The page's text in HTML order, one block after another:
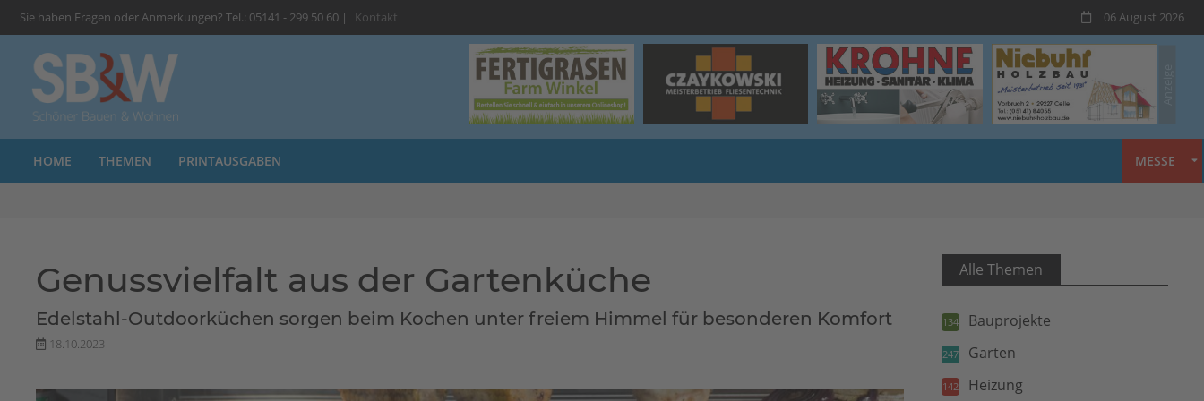
Sie haben Fragen oder Anmerkungen? Tel.: 05141 - 299 50 60 | Kontakt 06 August 2026
HOME THEMEN PRINTAUSGABEN MESSE
Genussvielfalt aus der Gartenküche
Edelstahl-Outdoorküchen sorgen beim Kochen unter freiem Himmel für besonderen Komfort
18.10.2023
Alle Themen
134 Bauprojekte
247 Garten
142 Heizung